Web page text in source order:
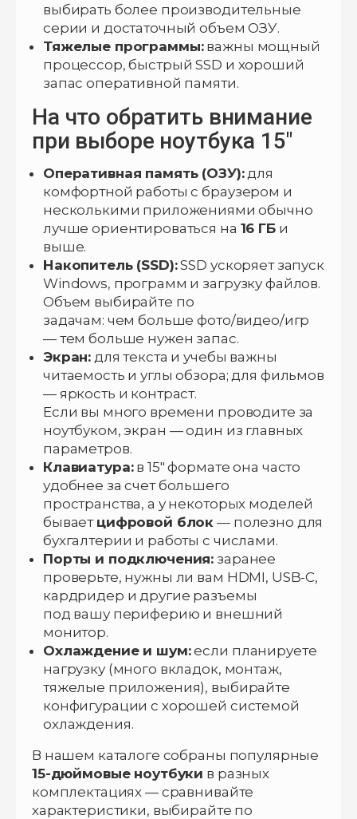
выбирать более производительные
серии и достаточный объем ОЗУ.
Тяжелые программы:важны мощный
процессор, быстрый SSD и хороший
запас оперативной памяти.
На что обратить внимание
при выборе ноутбука 15″
Оперативная память (ОЗУ):для
комфортной работы с браузером и
несколькими приложениями обычно
лучше ориентироваться на 16 ГБи
выше.
Накопитель (SSD):SSD ускоряет запуск
Windows, программ и загрузку файлов.
Объем выбирайте по
задачам: чем больше фото/видео/игр
— тем больше нужен запас.
Экран: для текста и учебы важны
читаемость и углы обзора; для фильмов
— яркость и контраст.
Если вы много времени проводите за
ноутбуком, экран — один из главных
параметров.
Клавиатура:в 15″ формате она часто
удобнее за счет большего
пространства, а у некоторых моделей
бывает цифровой блок — полезно для
бухгалтерии и работы с числами.
Порты и подключения: заранее
проверьте, нужны ли вам HDMI, USB-C,
кардридер и другие разъемы
под вашу периферию и внешний
монитор.
Охлаждение и шум:если планируете
нагрузку (много вкладок, монтаж,
тяжелые приложения), выбирайте
конфигурации с хорошей системой
охлаждения.
В нашем каталоге собраны популярные
15-дюймовые ноутбуки в разных
комплектациях — сравнивайте
характеристики, выбирайте по